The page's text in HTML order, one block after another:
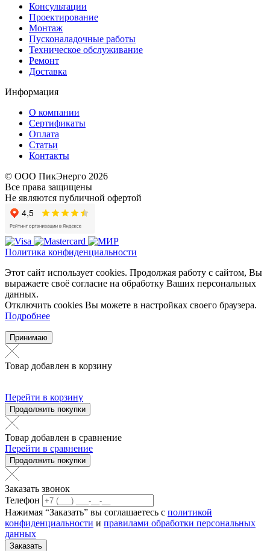
Консультации
Проектирование
Монтаж
Пусконаладочные работы
Техническое обслуживание
Ремонт
Доставка
Информация
О компании
Сертификаты
Оплата
Статьи
Контакты
© ООО ПикЭнерго 2026
Все права защищены
Не являются публичной офертой
Политика конфиденциальности
Этот сайт использует cookies. Продолжая работу с сайтом, Вы
выражаете своё согласие на обработку Ваших персональных
данных.
Отключить cookies Вы можете в настройках своего браузера.
Подробнее
Принимаю
Товар добавлен в корзину
Перейти в корзину
Продолжить покупки
Товар добавлен в сравнение
Перейти в сравнение
Продолжить покупки
Заказать звонок
Телефон
Нажимая “Заказать” вы соглашаетесь с политикой
конфиденциальности и правилами обработки персональных
данных
Заказать